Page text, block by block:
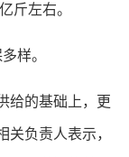
斤左右。
样。
的基础上，更
负责人表示，